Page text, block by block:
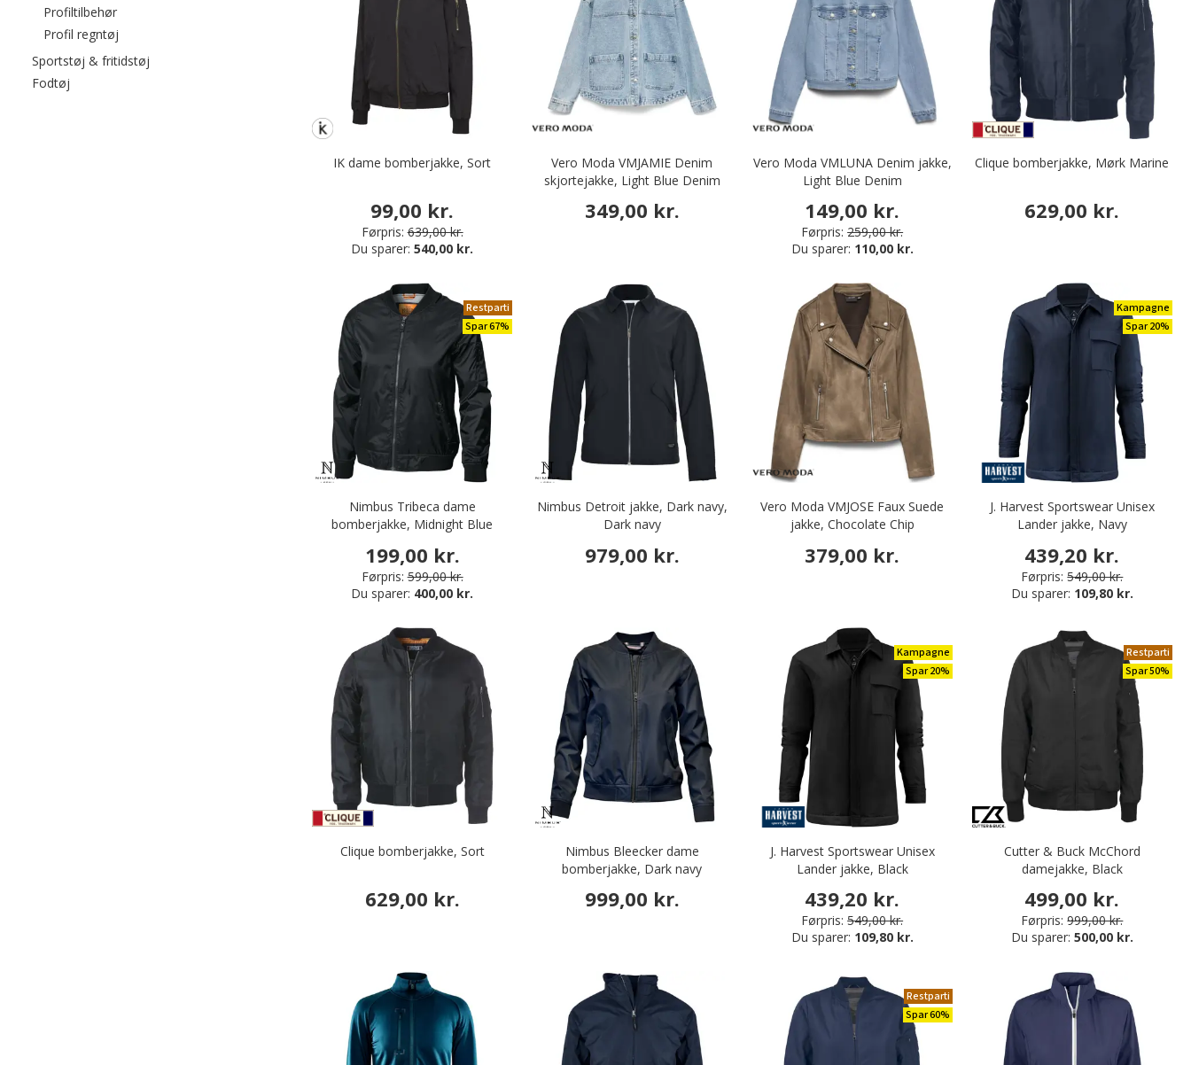
ProfiltilbehørFiltrér efter category: Profiltilbehør
Profil regntøj
Sportstøj & fritidstøj Filtrér efter category: Sportstøj & fritidstøj
Fodtøj
IK dame bomberjakke, Sort
99,00 kr.
Førpris: 639,00 kr.
Du sparer:540,00 kr.
Vero Moda VMJAMIE Denim
skjortejakke, Light Blue Denim
349,00 kr.
Vero Moda VMLUNA Denim jakke,
Light Blue Denim
149,00 kr.
Førpris: 259,00 kr.
Du sparer: 110,00 kr.
Clique bomberjakke, Mørk Marine
629,00 kr.
Restparti
Spar 67%
Nimbus Tribeca dame
bomberjakke, Midnight Blue
199,00 kr.
Førpris: 599,00 kr.
Du sparer: 400,00 kr.
Nimbus Detroit jakke, Dark navy,
Dark navy
979,00 kr.
Vero Moda VMJOSE Faux Suede
jakke, Chocolate Chip
379,00 kr.
Kampagne
Spar 20%
J. Harvest Sportswear Unisex
Lander jakke, Navy
439,20 kr.
Førpris: 549,00 kr.
Du sparer: 109,80 kr.
Clique bomberjakke, Sort
629,00 kr.
Nimbus Bleecker dame
bomberjakke, Dark navy
999,00 kr.
Kampagne
Spar 20%
J. Harvest Sportswear Unisex
Lander jakke, Black
439,20 kr.
Førpris: 549,00 kr.
Du sparer: 109,80 kr.
Restparti
Spar 50%
Cutter & Buck McChord
damejakke, Black
499,00 kr.
Førpris: 999,00 kr.
Du sparer: 500,00 kr.
Restparti
Spar 60%